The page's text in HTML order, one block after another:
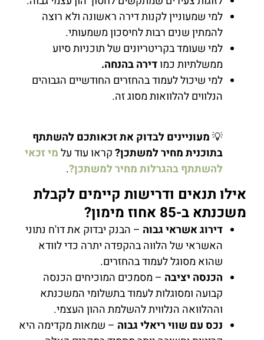
למי שמעוניין לקנות דירה ראשונה ולא רוצה
להמתין שנים רבות לחיסכון משמעותי.
למי שעומד בקריטריונים של תוכניות סיוע
ממשלתיות כמודירה בהנחה.
למי שיכול לעמוד בהחזרים החודשיים הגבוהים
הנלווים להלוואות מסוג זה.
💡 מעוניינים לבדוק את זכאותכם להשתתף
בתוכנית מחיר למשתכן?קראו עוד עלמי זכאי
להשתתף בהגרלות מחיר למשתכן?.
אילו תנאים ודרישות קיימים לקבלת
משכנתא ב-85 אחוז מימון?
דירוג אשראי גבוה– הבנק יבדוק את דו'ח נתוני
האשראי של הלווה בהקפדה יתרה כדי לוודא
שהוא מסוגל לעמוד בהחזרים.
הכנסה יציבה– מסמכים המוכיחים הכנסה
קבועה ומסוגלות לעמוד בתשלומי המשכנתא
וההלוואה הנלווית להשלמת ההון העצמי.
נכס עם שווי ריאלי גבוה– שמאות מקדימה היא